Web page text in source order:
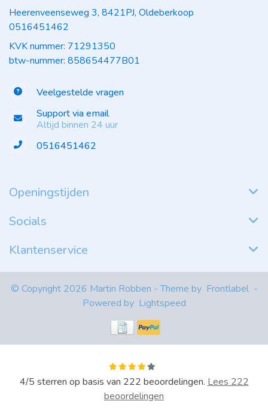
Heerenveenseweg 3, 8421PJ, Oldeberkoop
0516451462
KVK nummer: 71291350
btw-nummer: 858654477B01
Veelgestelde vragen
Support via email
Altijd binnen 24 uur
0516451462
Openingstijden
Socials
Klantenservice
© Copyright 2026 Martin Robben - Theme by Frontlabel -
Powered by Lightspeed
4/5 sterren op basis van 222 beoordelingen. Lees 222
beoordelingen